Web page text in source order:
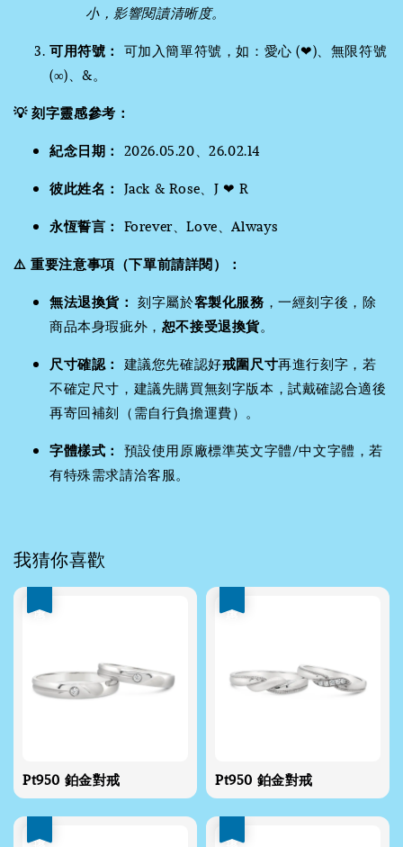
小，影響閱讀清晰度。
可用符號： 可加入簡單符號，如：愛心 (❤)、無限符號
(∞)、&。
💡 刻字靈感參考：
紀念日期： 2026.05.20、26.02.14
彼此姓名： Jack & Rose、J ❤ R
永恆誓言： Forever、Love、Always
⚠️ 重要注意事項（下單前請詳閱）：
無法退換貨： 刻字屬於客製化服務 ，一經刻字後，除
商品本身瑕疵外， 恕不接受退換貨。
尺寸確認： 建議您先確認好戒圍尺寸再進行刻字，若
不確定尺寸，建議先購買無刻字版本，試戴確認合適後
再寄回補刻（需自行負擔運費）。
字體樣式： 預設使用原廠標準英文字體/中文字體，若
有特殊需求請洽客服。
我猜你喜歡
Pt950 鉑金對戒 Pt950 鉑金對戒